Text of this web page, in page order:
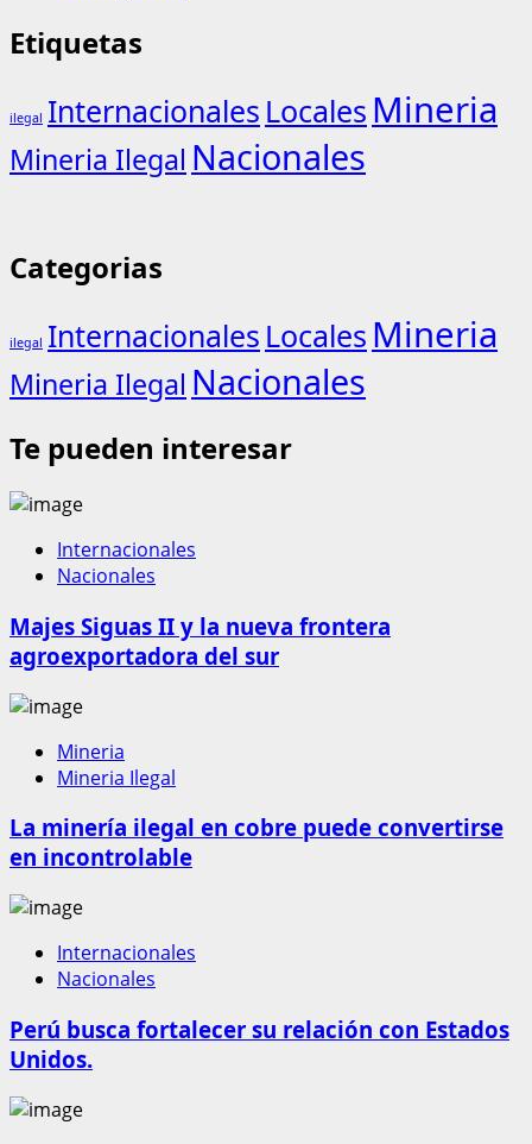
Etiquetas
ilegal Internacionales Locales Mineria
Mineria Ilegal Nacionales
Categorias
ilegal Internacionales Locales Mineria
Mineria Ilegal Nacionales
Te pueden interesar
Internacionales
Nacionales
Majes Siguas II y la nueva frontera
agroexportadora del sur
Mineria
Mineria Ilegal
La minería ilegal en cobre puede convertirse
en incontrolable
Internacionales
Nacionales
Perú busca fortalecer su relación con Estados
Unidos.